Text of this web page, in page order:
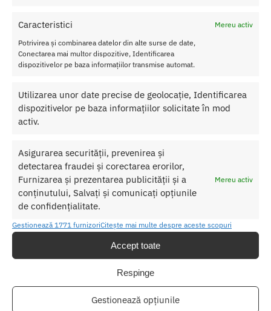
Caracteristici
Mereu activ
Potrivirea și combinarea datelor din alte surse de date,
Conectarea mai multor dispozitive, Identificarea
dispozitivelor pe baza informațiilor transmise automat.
Utilizarea unor date precise de geolocație, Identificarea
dispozitivelor pe baza informațiilor solicitate în mod
activ.
Asigurarea securității, prevenirea și
detectarea fraudei și corectarea erorilor,
Furnizarea și prezentarea publicității și a
conținutului, Salvați și comunicați opțiunile
de confidențialitate.
Mereu activ
Gestionează 1771 furnizoriCitește mai multe despre aceste scopuri
Accept toate
Respinge
Gestionează opțiunile
l–
Nyl
on
SKU: 5902016025532
Categorii: LENJERIE FEMEI,Catsuit
Produse similare